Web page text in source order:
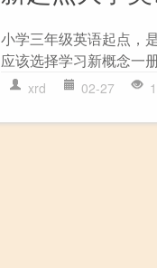
小学三年级英语起点，
应该选择学习新概念一
xrd 02-27